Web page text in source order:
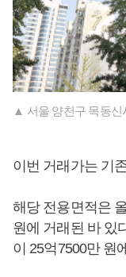
▲ 서울 양천구 목동신
이번 거래가는 기
해당 전용면적은
원에 거래된 바 있
이 25억7500만 원